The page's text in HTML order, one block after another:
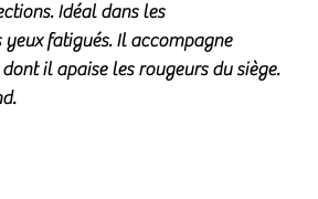
Idéal dans les
fatigués. Il accompagne
il apaise les rougeurs du siège.